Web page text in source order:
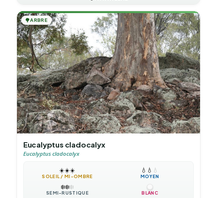
🌳ARBRE
Eucalyptus cladocalyx
Eucalyptus cladocalyx
☀️☀️☀️
SOLEIL / MI-OMBRE
💧 💧 💧
MOYEN
❄️❄️❄️
SEMI-RUSTIQUE BLANC